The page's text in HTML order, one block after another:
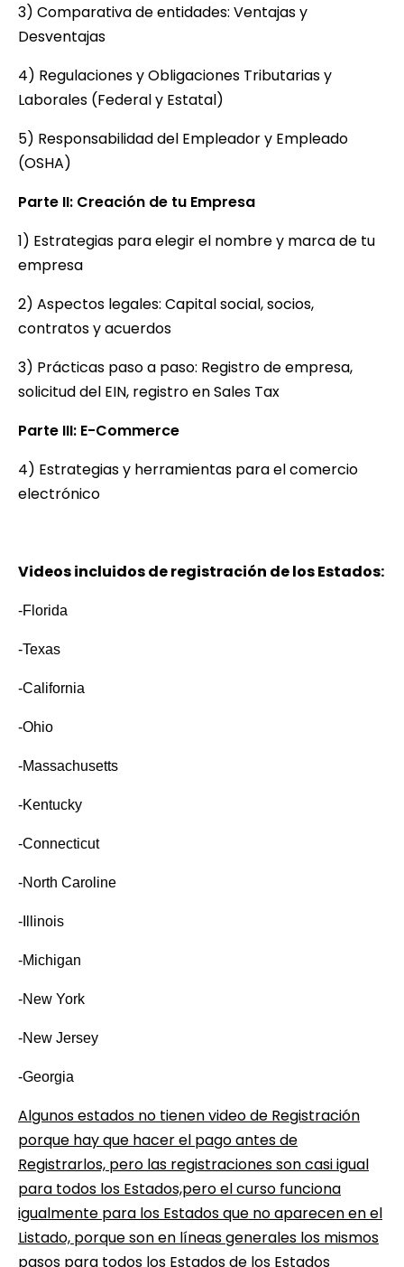
3) Comparativa de entidades: Ventajas y
Desventajas
4) Regulaciones y Obligaciones Tributarias y
Laborales (Federal y Estatal)
5) Responsabilidad del Empleador y Empleado
(OSHA)
Parte II: Creación de tu Empresa
1) Estrategias para elegir el nombre y marca de tu
empresa
2) Aspectos legales: Capital social, socios,
contratos y acuerdos
3) Prácticas paso a paso: Registro de empresa,
solicitud del EIN, registro en Sales Tax
Parte III: E-Commerce
4) Estrategias y herramientas para el comercio
electrónico
Videos incluidos de registración de los Estados:
-Florida
-Texas
-California
-Ohio
-Massachusetts
-Kentucky
-Connecticut
-North Caroline
-Illinois
-Michigan
-New York
-New Jersey
-Georgia
Algunos estados no tienen video de Registración
porque hay que hacer el pago antes de
Registrarlos, pero las registraciones son casi igual
para todos los Estados,pero el curso funciona
igualmente para los Estados que no aparecen en el
Listado, porque son en líneas generales los mismos
pasos para todos los Estados de los Estados